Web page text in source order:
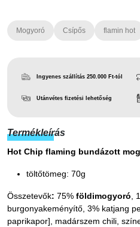
Mogyoró Csípős flamin hot
Ingyenes szállítás 250.000 Ft-tól
Utánvétes fizetési lehetőség
Termékleírás
Hot Chip flaming bundázott
töltőtömeg: 70g
Összetevők: 75% földimogyoró,
burgonyakeményítő, 3% katjang
paprikapor], madárszem chili,